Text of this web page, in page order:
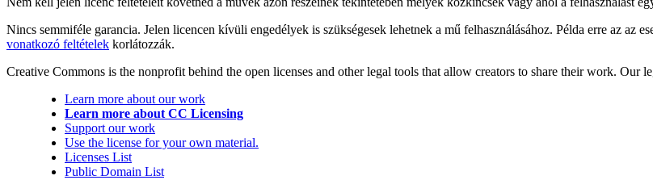
Nincs semmiféle garancia. Jelen licencen kívüli engedélyek is szükségesek lehetnek a mű felhasználásához. Példa erre az az
vonatkozó feltételek korlátozzák.
Creative Commons is the nonprofit behind the open licenses and other legal tools that allow creators to share their work. Our
Learn more about our work
Learn more about CC Licensing
Support our work
Use the license for your own material.
Licenses List
Public Domain List